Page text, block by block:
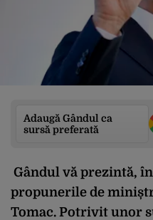
Adaugă Gândul ca
sursă preferată
Gândul vă prezintă,
propunerile de
Tomac. Potrivit unor